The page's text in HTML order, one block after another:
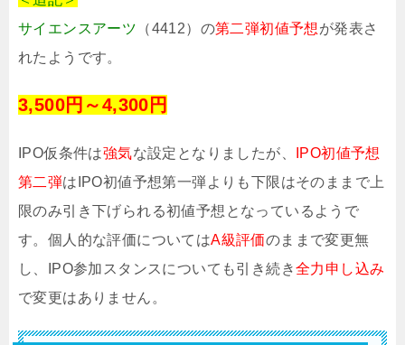
サイエンスアーツ （4412）の第二弾初値予想が発表さ
れたようです。
3,500円～4,300円
IPO仮条件は強気な設定となりましたが、
IPO初値予想
第二弾はIPO初値予想第一弾よりも下限はそのままで上
限のみ引き下げられる初値予想となっているようで
す。個人的な評価についてはA級評価のままで変更無
し、IPO参加スタンスについても引き続き全力申し込み
で変更はありません。